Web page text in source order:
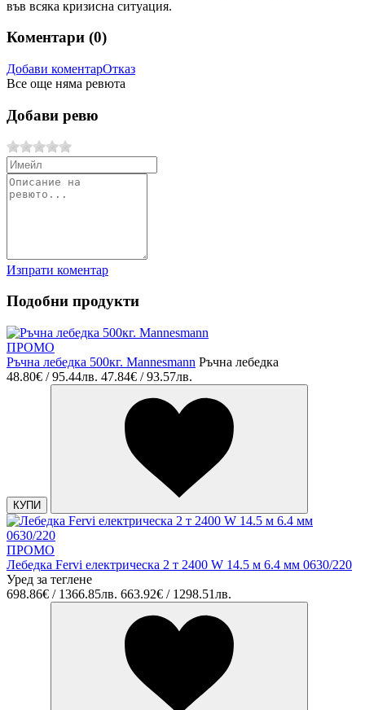
във всяка кризисна ситуация.
Коментари (0)
Добави коментарОтказ
Все още няма ревюта
Добави ревю
Изпрати коментар
Подобни продукти
ПРОМО
Ръчна лебедка 500кг. Mannesmann Ръчна лебедка
48.80€ / 95.44лв. 47.84€ / 93.57лв.
КУПИ
ПРОМО
Лебедка Fervi електрическа 2 т 2400 W 14.5 м 6.4 мм 0630/220
Уред за теглене
698.86€ / 1366.85лв. 663.92€ / 1298.51лв.